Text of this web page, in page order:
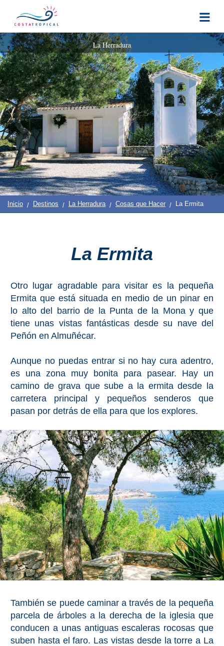
Inicio |
Contacto
Quiénes
Somos
Destinos
Ver
Y
Hacer
Planificación
COSTA
TROPICAL
➜
Almuñécar
La
Herradura
Salobreña
SOL
➜
Nerja
Maro
Estepona
PROVINCES
➜
Granada
Malaga
LAS
ALPUJARRAS
Lanjarón
Órgiva
La Herradura
Inicio Destinos La Herradura Cosas que Hacer La Ermita
La Ermita
Otro lugar agradable para visitar es la pequeña
Ermita que está situada en medio de un pinar en
lo alto del barrio de la Punta de la Mona y que
tiene unas vistas fantásticas desde su nave del
Peñón en Almuñécar.
Aunque no puedas entrar si no hay cura adentro,
es una zona muy bonita para pasear. Hay un
camino de grava que sube a la ermita desde la
carretera principal y pequeños senderos que
pasan por detrás de ella para que los explores.
También se puede caminar a través de la pequeña
parcela de árboles a la derecha de la iglesia que
conducen a unas antiguas escaleras rocosas que
suben hasta el faro. Las vistas desde la torre a La